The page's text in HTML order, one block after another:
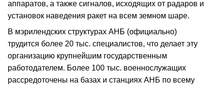
аппаратов, а также сигналов, исходящих от радаров и
установок наведения ракет на всем земном шаре.
В мэрилендских структурах АНБ (официально)
трудится более 20 тыс. специалистов, что делает эту
организацию крупнейшим государственным
работодателем. Более 100 тыс. военнослужащих
рассредоточены на базах и станциях АНБ по всему